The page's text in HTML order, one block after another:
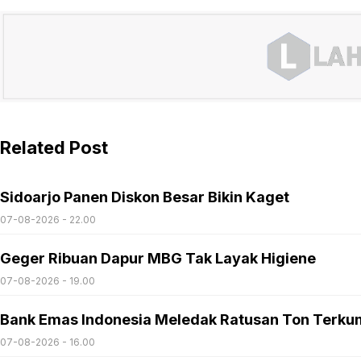
Related Post
Sidoarjo Panen Diskon Besar Bikin Kaget
07-08-2026 - 22.00
Geger Ribuan Dapur MBG Tak Layak Higiene
07-08-2026 - 19.00
Bank Emas Indonesia Meledak Ratusan Ton
07-08-2026 - 16.00